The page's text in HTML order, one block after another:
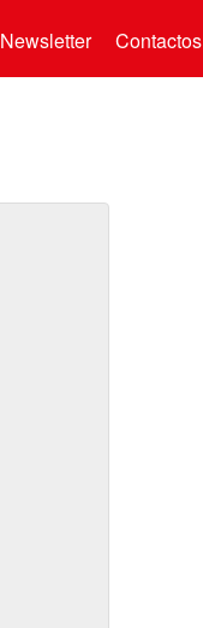
Newsletter Contactos